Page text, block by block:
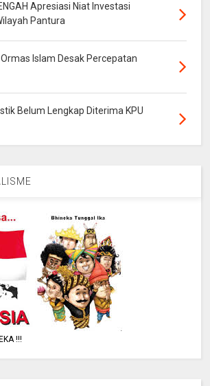
Apresiasi Niat Investasi
Pantura
Islam Desak Percepatan
Belum Lengkap Diterima KPU
!!!